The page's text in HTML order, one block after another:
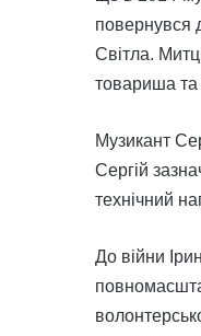
повернувся
Світла.
товариша та
Музикант
Сергій
технічний
До війни